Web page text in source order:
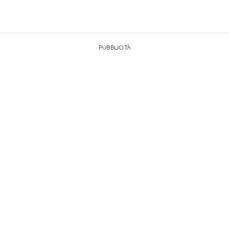
PUBBLICITÀ